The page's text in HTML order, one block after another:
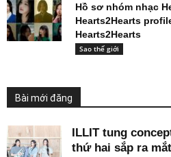
Hồ sơ nhóm nhạc
Hearts2Hearts
Hearts2Hearts
Sao thế giới
Bài mới đăng
ILLIT tung
thứ hai sắp ra mắt